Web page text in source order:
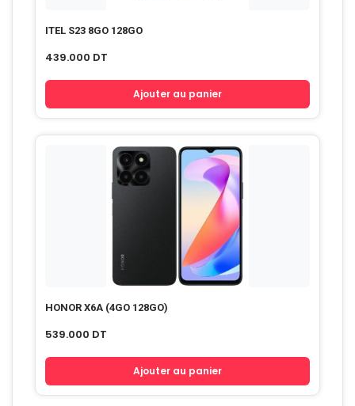
ITEL S23 8GO 128GO
439.000 DT
Ajouter au panier
HONOR X6A (4GO 128GO)
539.000 DT
Ajouter au panier